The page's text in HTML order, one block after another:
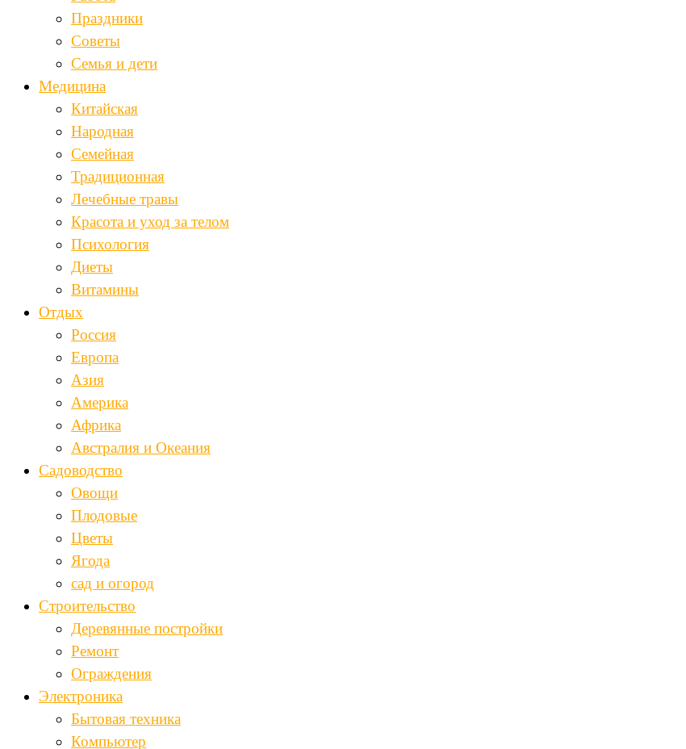
Праздники
Советы
Семья и дети
Медицина
Китайская
Народная
Семейная
Традиционная
Лечебные травы
Красота и уход за телом
Психология
Диеты
Витамины
Отдых
Россия
Европа
Азия
Америка
Африка
Австралия и Океания
Садоводство
Овощи
Плодовые
Цветы
Ягода
сад и огород
Строительство
Деревянные постройки
Ремонт
Ограждения
Электроника
Бытовая техника
Компьютер